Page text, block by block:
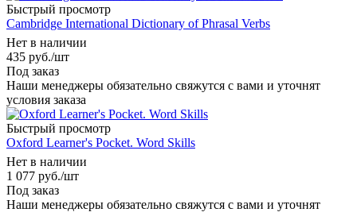
Быстрый просмотр
Cambridge International Dictionary of Phrasal Verbs
Нет в наличии
435 руб./шт
Под заказ
Наши менеджеры обязательно свяжутся с вами и уточнят
условия заказа
Быстрый просмотр
Oxford Learner's Pocket. Word Skills
Нет в наличии
1 077 руб./шт
Под заказ
Наши менеджеры обязательно свяжутся с вами и уточнят